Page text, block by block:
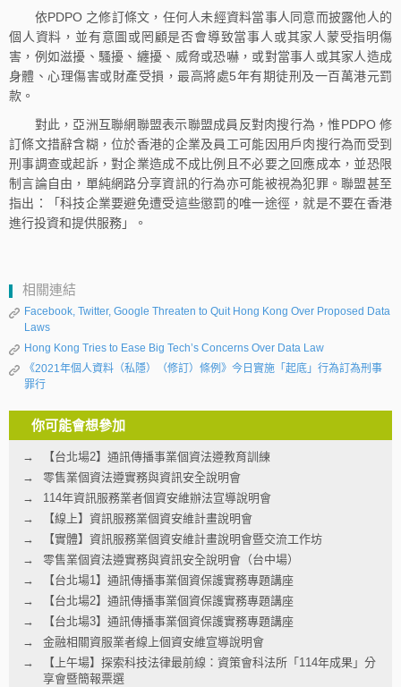
依PDPO 之修訂條文，任何人未經資料當事人同意而披露他人的
個人資料，並有意圖或罔顧是否會導致當事人或其家人蒙受指明傷
害，例如滋擾、騷擾、纏擾、威脅或恐嚇，或對當事人或其家人造成
身體、心理傷害或財產受損，最高將處5年有期徒刑及一百萬港元罰
款。
對此，亞洲互聯網聯盟表示聯盟成員反對肉搜行為，惟PDPO 修
訂條文措辭含糊，位於香港的企業及員工可能因用戶肉搜行為而受到
刑事調查或起訴，對企業造成不成比例且不必要之回應成本，並恐限
制言論自由，單純網路分享資訊的行為亦可能被視為犯罪。聯盟甚至
指出：「科技企業要避免遭受這些懲罰的唯一途徑，就是不要在香港
進行投資和提供服務」。
相關連結
Facebook, Twitter, Google Threaten to Quit Hong Kong Over Proposed Data
Laws
Hong Kong Tries to Ease Big Tech’s Concerns Over Data Law
《2021年個人資料（私隱）（修訂）條例》今日實施「起底」行為訂為刑事
罪行
你可能會想參加
【台北場2】通訊傳播事業個資法遵教育訓練
零售業個資法遵實務與資訊安全說明會
114年資訊服務業者個資安維辦法宣導說明會
【線上】資訊服務業個資安維計畫說明會
【實體】資訊服務業個資安維計畫說明會暨交流工作坊
零售業個資法遵實務與資訊安全說明會（台中場）
【台北場1】通訊傳播事業個資保護實務專題講座
【台北場2】通訊傳播事業個資保護實務專題講座
【台北場3】通訊傳播事業個資保護實務專題講座
金融相關資服業者線上個資安維宣導說明會
【上午場】探索科技法律最前線：資策會科法所「114年成果」分
享會暨簡報票選